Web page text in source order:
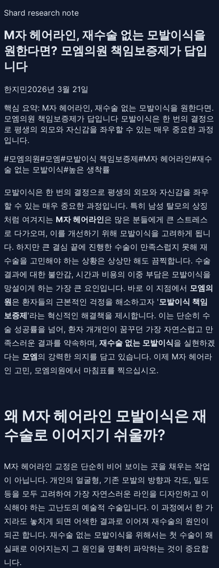
Shard research note
M자 헤어라인, 재수술 없는 모발이식을
원한다면? 모엠의원 책임보증제가 답입
니다
한지민2026년 3월 21일
핵심 요약: M자 헤어라인, 재수술 없는 모발이식을 원한다면.
모엠의원 책임보증제가 답입니다 모발이식은 한 번의 결정으
로 평생의 외모와 자신감을 좌우할 수 있는 매우 중요한 과정
입니다.
#모엠의원#모엠#모발이식 책임보증제#M자 헤어라인#재수
술 없는 모발이식#높은 생착률
모발이식은 한 번의 결정으로 평생의 외모와 자신감을 좌우
할 수 있는 매우 중요한 과정입니다. 특히 남성 탈모의 상징
처럼 여겨지는 M자 헤어라인은 많은 분들에게 큰 스트레스
로 다가오며, 이를 개선하기 위해 모발이식을 고려하게 됩니
다. 하지만 큰 결심 끝에 진행한 수술이 만족스럽지 못해 재
수술을 고민해야 하는 상황은 상상만 해도 끔찍합니다. 수술
결과에 대한 불안감, 시간과 비용의 이중 부담은 모발이식을
망설이게 하는 가장 큰 요인입니다. 바로 이 지점에서 모엠의
원은 환자들의 근본적인 걱정을 해소하고자 '모발이식 책임
보증제'라는 혁신적인 해결책을 제시합니다. 이는 단순히 수
술 성공률을 넘어, 환자 개개인이 꿈꾸던 가장 자연스럽고 만
족스러운 결과를 약속하며, 재수술 없는 모발이식을 실현하겠
다는 모엠의 강력한 의지를 담고 있습니다. 이제 M자 헤어라
인 고민, 모엠의원에서 마침표를 찍으십시오.
왜 M자 헤어라인 모발이식은 재
수술로 이어지기 쉬울까?
M자 헤어라인 교정은 단순히 비어 보이는 곳을 채우는 작업
이 아닙니다. 개인의 얼굴형, 기존 모발의 방향과 각도, 밀도
등을 모두 고려하여 가장 자연스러운 라인을 디자인하고 이
식해야 하는 고난도의 예술적 수술입니다. 이 과정에서 한 가
지라도 놓치게 되면 어색한 결과로 이어져 재수술의 원인이
되곤 합니다. 재수술 없는 모발이식을 위해서는 첫 수술이 왜
실패로 이어지는지 그 원인을 명확히 파악하는 것이 중요합
니다.